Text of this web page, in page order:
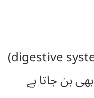
نظام انہظام (digestive system function)
بن جاتا ہے